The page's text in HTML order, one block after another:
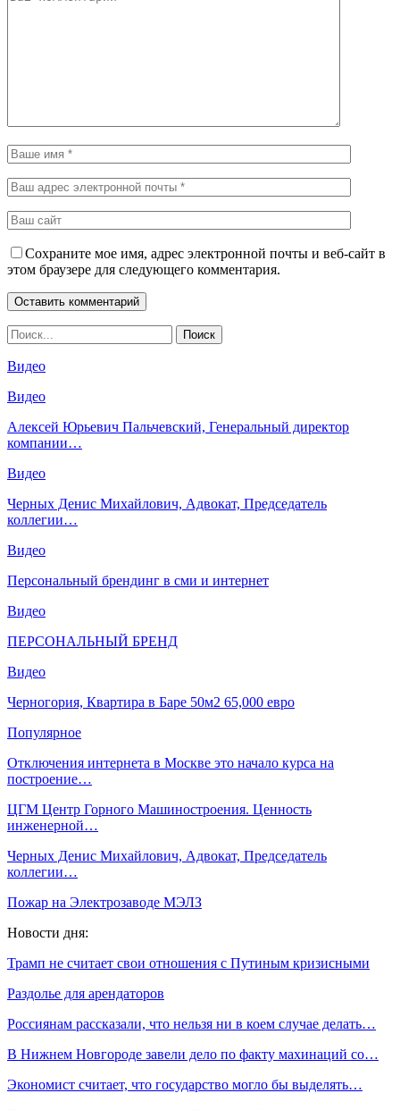
Сохраните мое имя, адрес электронной почты и веб-сайт в
этом браузере для следующего комментария.
Видео
Видео
Алексей Юрьевич Пальчевский, Генеральный директор
компании…
Видео
Черных Денис Михайлович, Адвокат, Председатель
коллегии…
Видео
Персональный брендинг в сми и интернет
Видео
ПЕРСОНАЛЬНЫЙ БРЕНД
Видео
Черногория, Квартира в Баре 50м2 65,000 евро
Популярное
Отключения интернета в Москве это начало курса на
построение…
ЦГМ Центр Горного Машиностроения. Ценность
инженерной…
Черных Денис Михайлович, Адвокат, Председатель
коллегии…
Пожар на Электрозаводе МЭЛЗ
Новости дня:
Трамп не считает свои отношения с Путиным кризисными
Раздолье для арендаторов
Россиянам рассказали, что нельзя ни в коем случае делать…
В Нижнем Новгороде завели дело по факту махинаций со…
Экономист считает, что государство могло бы выделять…